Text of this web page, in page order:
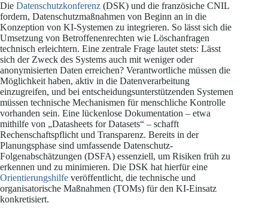
Die Datenschutzkonferenz (DSK) und die französiche CNIL
fordern, Datenschutzmaßnahmen von Beginn an in die
Konzeption von KI-Systemen zu integrieren. So lässt sich die
Umsetzung von Betroffenenrechten wie Löschanfragen
technisch erleichtern. Eine zentrale Frage lautet stets: Lässt
sich der Zweck des Systems auch mit weniger oder
anonymisierten Daten erreichen? Verantwortliche müssen die
Möglichkeit haben, aktiv in die Datenverarbeitung
einzugreifen, und bei entscheidungsunterstützenden Systemen
müssen technische Mechanismen für menschliche Kontrolle
vorhanden sein. Eine lückenlose Dokumentation – etwa
mithilfe von „Datasheets for Datasets“ – schafft
Rechenschaftspflicht und Transparenz. Bereits in der
Planungsphase sind umfassende Datenschutz-
Folgenabschätzungen (DSFA) essenziell, um Risiken früh zu
erkennen und zu minimieren. Die DSK hat hierfür eine
Orientierungshilfe veröffentlicht, die technische und
organisatorische Maßnahmen (TOMs) für den KI-Einsatz
konkretisiert.